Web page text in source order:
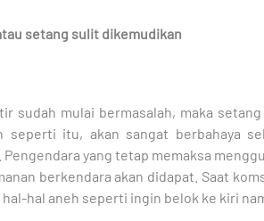
setang sulit dikemudikan
sudah mulai bermasalah, maka
seperti itu, akan sangat berbahaya
Pengendara yang tetap memaksa
berkendara akan didapat. Saat
hal aneh seperti ingin belok ke kiri